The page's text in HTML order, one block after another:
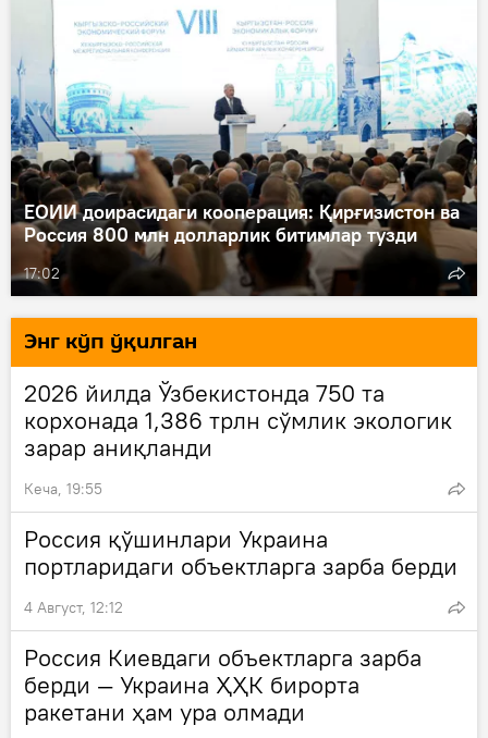
ЕОИИ доирасидаги кооперация: Қирғизистон ва
Россия 800 млн долларлик битимлар тузди
17:02
Энг кўп ўқилган
2026 йилда Ўзбекистонда 750 та
корхонада 1,386 трлн сўмлик экологик
зарар аниқланди
Кеча, 19:55
Россия қўшинлари Украина
портларидаги объектларга зарба берди
4 Август, 12:12
Россия Киевдаги объектларга зарба
берди — Украина ҲҲК бирорта
ракетани ҳам ура олмади